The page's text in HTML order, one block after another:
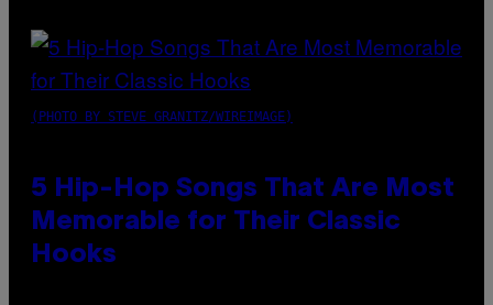
(PHOTO BY STEVE GRANITZ/WIREIMAGE)
5 Hip-Hop Songs That Are Most
Memorable for Their Classic
Hooks